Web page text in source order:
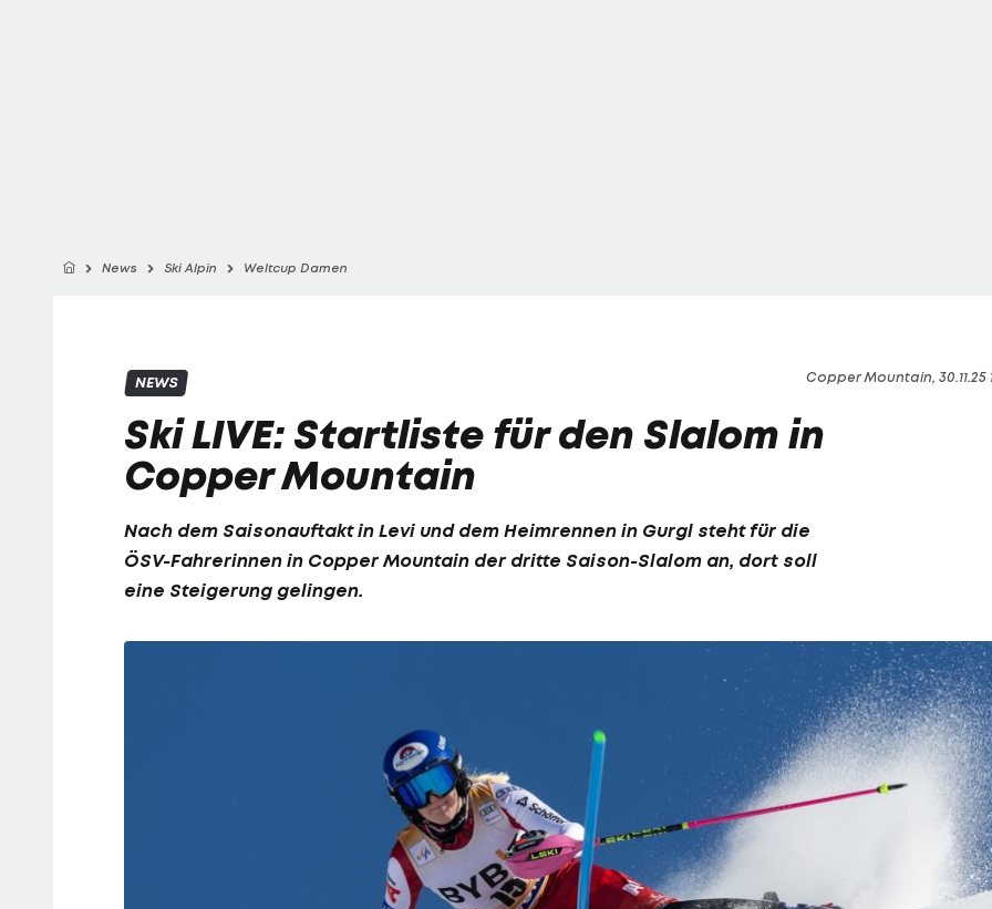
News Ski Alpin Weltcup Damen
Copper Mountain, 30.11.25
NEWS
Ski LIVE: Startliste für den Slalom in
Copper Mountain
Nach dem Saisonauftakt in Levi und dem Heimrennen in Gurgl steht für die
ÖSV-Fahrerinnen in Copper Mountain der dritte Saison-Slalom an, dort soll
eine Steigerung gelingen.